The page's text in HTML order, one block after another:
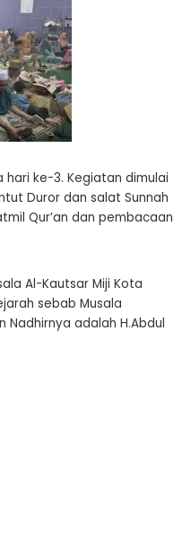
hari ke-3. Kegiatan dimulai
Duror dan salat Sunnah
Qur’an dan pembacaan
Al-Kautsar Miji Kota
sebab Musala
adalah H.Abdul